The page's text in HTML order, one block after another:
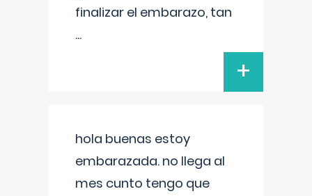
finalizar el embarazo, tan
...
+
hola buenas estoy
embarazada. no llega al
mes cunto tengo que